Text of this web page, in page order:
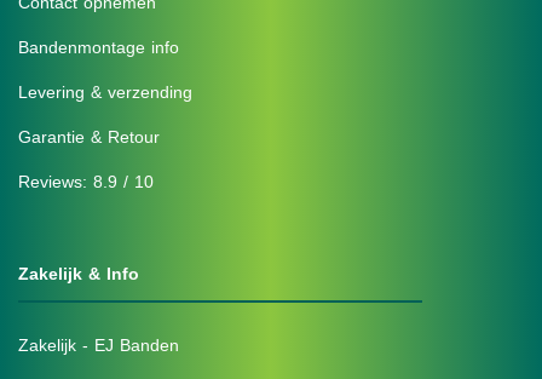
Bandenmontage info
Levering & verzending
Garantie & Retour
Reviews: 8.9 / 10
Zakelijk & Info
Zakelijk - EJ Banden